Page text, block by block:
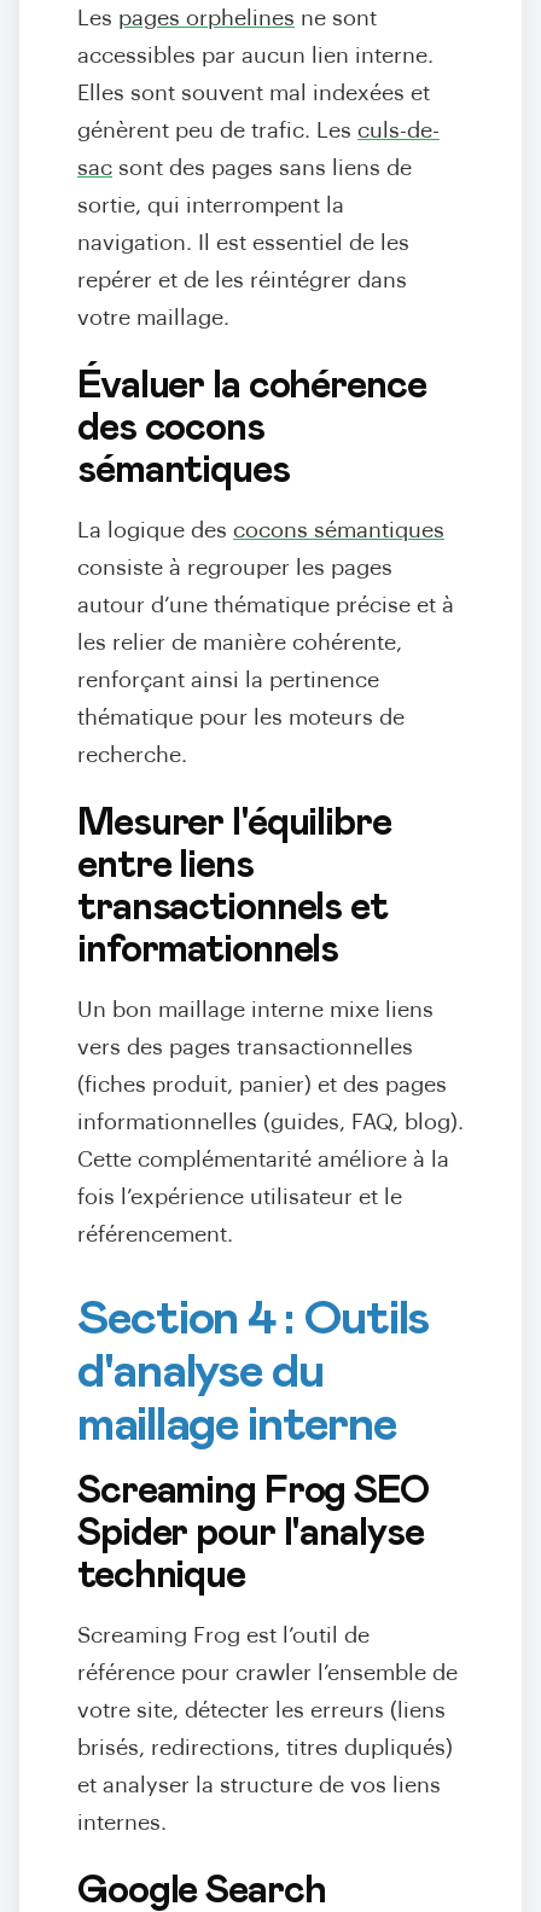
Les pages orphelines ne sont
accessibles par aucun lien interne.
Elles sont souvent mal indexées et
génèrent peu de trafic. Les culs-de-
sac sont des pages sans liens de
sortie, qui interrompent la
navigation. Il est essentiel de les
repérer et de les réintégrer dans
votre maillage.
Évaluer la cohérence
des cocons
sémantiques
La logique des cocons sémantiques
consiste à regrouper les pages
autour d’une thématique précise et à
les relier de manière cohérente,
renforçant ainsi la pertinence
thématique pour les moteurs de
recherche.
Mesurer l'équilibre
entre liens
transactionnels et
informationnels
Un bon maillage interne mixe liens
vers des pages transactionnelles
(fiches produit, panier) et des pages
informationnelles (guides, FAQ, blog).
Cette complémentarité améliore à la
fois l’expérience utilisateur et le
référencement.
Section 4 : Outils
d'analyse du
maillage interne
Screaming Frog SEO
Spider pour l'analyse
technique
Screaming Frog est l’outil de
référence pour crawler l’ensemble de
votre site, détecter les erreurs (liens
brisés, redirections, titres dupliqués)
et analyser la structure de vos liens
internes.
Google Search